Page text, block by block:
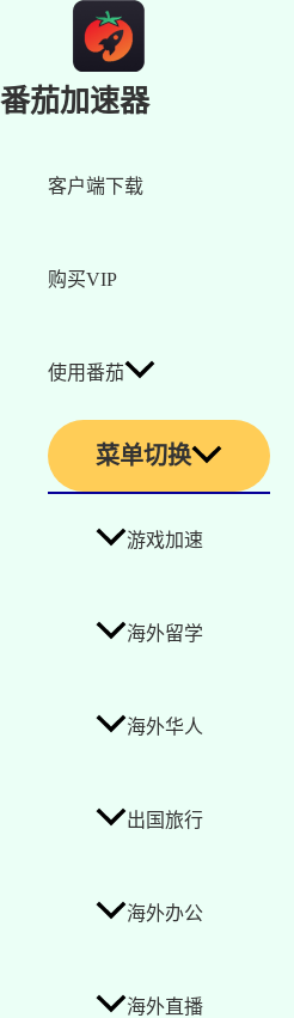
番茄加速器
客户端下载
购买VIP
使用番茄
菜单切换
游戏加速
海外留学
海外华人
出国旅行
海外办公
海外直播